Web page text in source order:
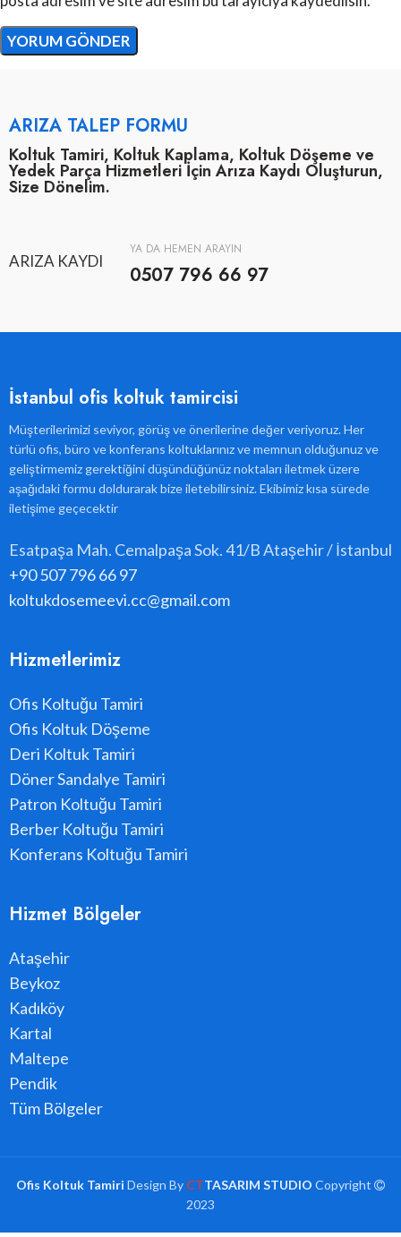
ARIZA TALEP FORMU
Koltuk Tamiri, Koltuk Kaplama, Koltuk Döşeme ve
Yedek Parça Hizmetleri İçin Arıza Kaydı Oluşturun,
Size Dönelim.
ARIZA KAYDI
YA DA HEMEN ARAYIN
0507 796 66 97
İstanbul ofis koltuk tamircisi
Müşterilerimizi seviyor, görüş ve önerilerine değer veriyoruz. Her
türlü ofis, büro ve konferans koltuklarınız ve memnun olduğunuz ve
geliştirmemiz gerektiğini düşündüğünüz noktaları iletmek üzere
aşağıdaki formu doldurarak bize iletebilirsiniz. Ekibimiz kısa sürede
iletişime geçecektir
Esatpaşa Mah. Cemalpaşa Sok. 41/B Ataşehir / İstanbul
+90 507 796 66 97
koltukdosemeevi.cc@gmail.com
Hizmetlerimiz
Ofis Koltuğu Tamiri
Ofis Koltuk Döşeme
Deri Koltuk Tamiri
Döner Sandalye Tamiri
Patron Koltuğu Tamiri
Berber Koltuğu Tamiri
Konferans Koltuğu Tamiri
Hizmet Bölgeler
Ataşehir
Beykoz
Kadıköy
Kartal
Maltepe
Pendik
Tüm Bölgeler
Ofis Koltuk Tamiri Design By CTTASARIM STUDIO Copyright
2023